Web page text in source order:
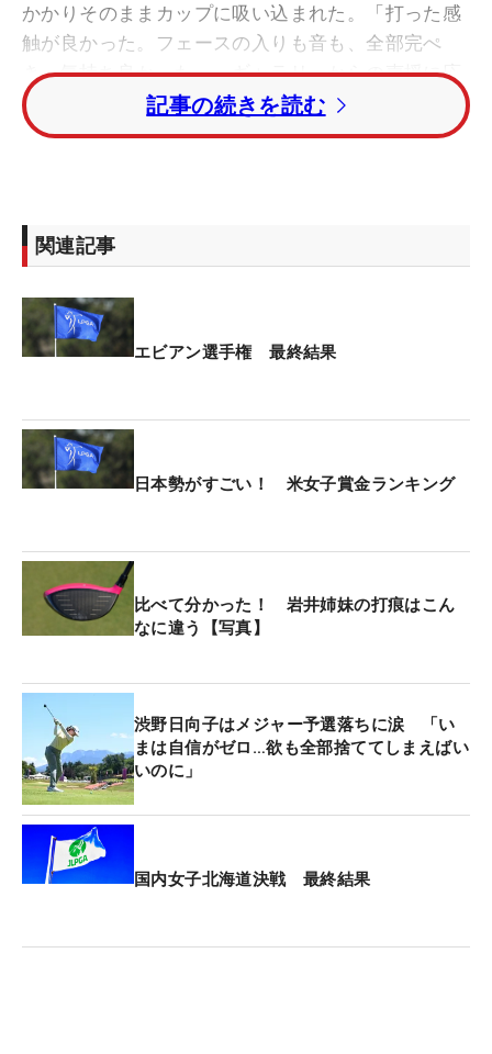
かかりそのままカップに吸い込まれた。「打った感
触が良かった。フェースの入りも音も、全部完ぺ
き。気持ち良かった」。ギャラリーからの声援に応
え、手放しで喜んだ。
ディを奪ったのだが、その際、なんと15番のピンポ
ジションと“勘違い”していたことを恥ずかしそうに
15番も16番と同様に、右手前から左奥に伸びていく
ド、手前から14ヤードとほぼ同じだった。「1ヤー
ドしか変わらなくて、奇跡的に助かった。ホッとし
ました」と苦笑い。16番は手前に池が構えており、
かもしれない。
2日目には3つのダブルボギーを叩きながらも、トー
タル1オーバー・53位タイで辛くも予選を通過。裏
バーディ・2ボギーの「66」をマークし、トータル8
アンダー・14位タイまで浮上した。「ゴルフは諦め
なければ何が起きるか分からないスポーツ。改めて
感じました」。気持ちを強く持ち、72ホールを戦い
抜いた。
今回は2年ぶり2度目の出場。スポット参戦だった前
記事の続きを読む
関連記事
エビアン選手権 最終結果
日本勢がすごい！ 米女子賞金ランキング
比べて分かった！ 岩井姉妹の打痕はこん
なに違う【写真】
渋野日向子はメジャー予選落ちに涙 「い
まは自信がゼロ…欲も全部捨ててしまえばい
いのに」
国内女子北海道決戦 最終結果